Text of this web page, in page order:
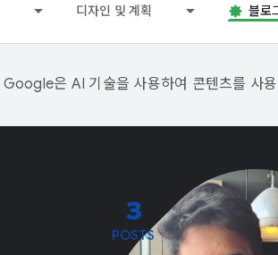
디자인 및 계획 블로
Google은 AI 기술을 사용하여 콘텐츠를 사
3
POSTS